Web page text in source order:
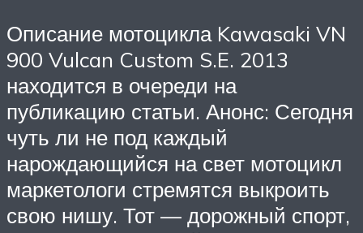
Описание мотоцикла Kawasaki VN
900 Vulcan Custom S.E. 2013
находится в очереди на
публикацию статьи. Анонс: Сегодня
чуть ли не под каждый
нарождающийся на свет мотоцикл
маркетологи стремятся выкроить
свою нишу. Тот — дорожный спорт,